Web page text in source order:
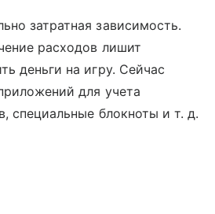
затратная зависимость.
расходов лишит
деньги на игру. Сейчас
для учета
специальные блокноты и т. д.